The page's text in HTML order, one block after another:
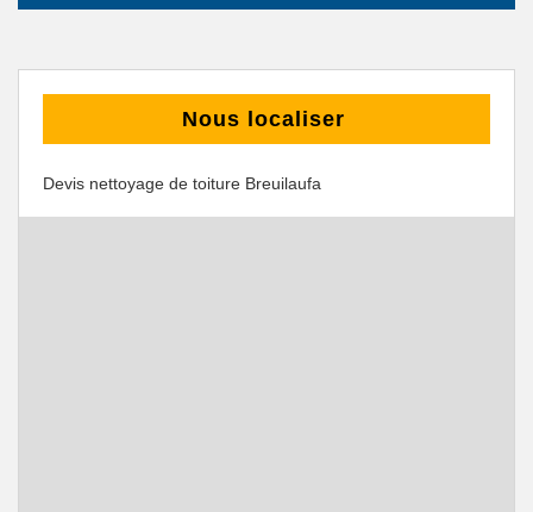
Nous localiser
Devis nettoyage de toiture Breuilaufa